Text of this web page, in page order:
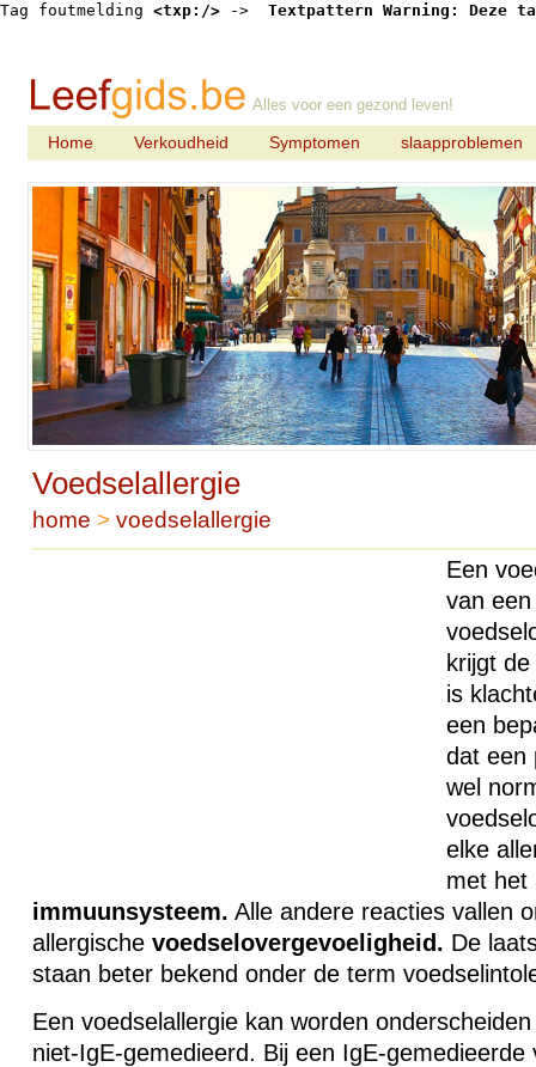
Tag foutmelding <txp:/> -> Textpattern Warning: Deze
Alles voor een gezond leven!
Home Verkoudheid Symptomen slaapproblemen
Voedselallergie
home > voedselallergie
Een
van een
krijgt
is
een
dat een
wel
elke
met het
immuunsysteem. Alle andere reacties vallen
allergische voedselovergevoeligheid. De
staan beter bekend onder de term
Een voedselallergie kan worden
niet-IgE-gemedieerd. Bij een IgE-gemedieerde